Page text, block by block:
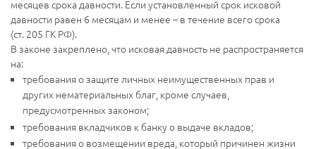
месяцев срока давности. Если установленный срок исковой
давности равен 6 месяцам и менее – в течение всего срока
(ст. 205 ГК РФ).
В законе закреплено, что исковая давность не распространяется
на:
требования о защите личных неимущественных прав и
других нематериальных благ, кроме случаев,
предусмотренных законом;
требования вкладчиков к банку о выдаче вкладов;
требования о возмещении вреда, который причинен жизни